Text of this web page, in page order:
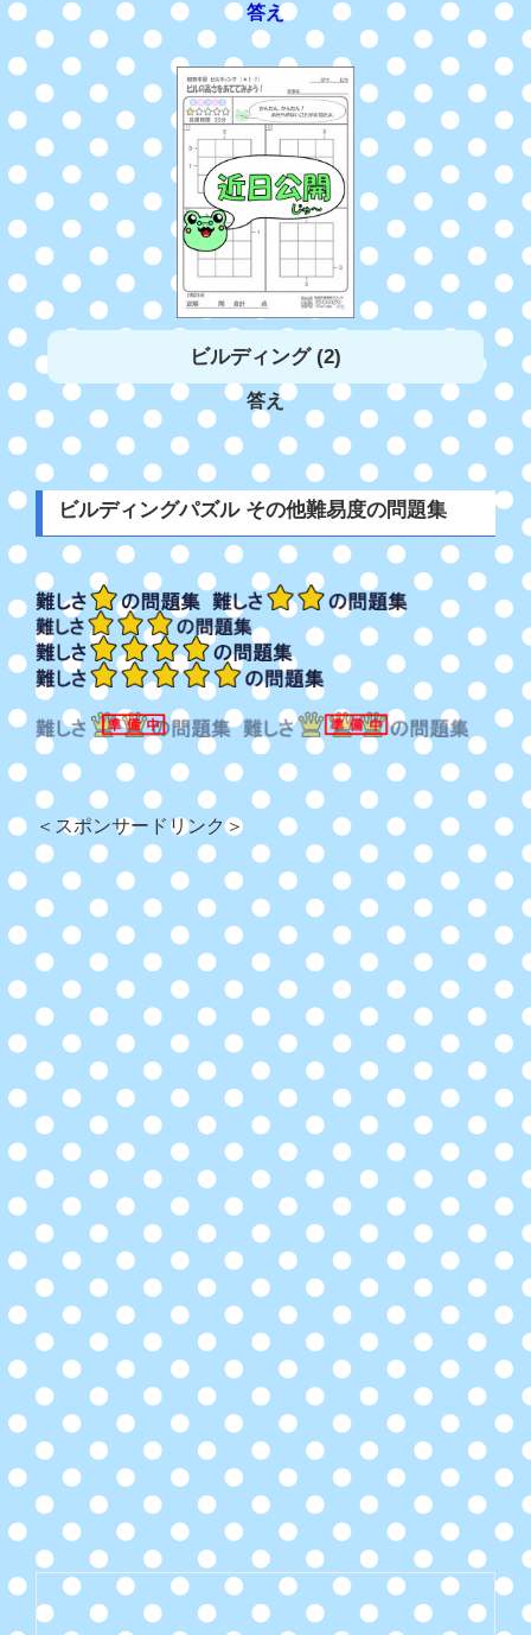
答え
ビルディング (2)
答え
ビルディングパズル その他難易度の問題集
＜スポンサードリンク＞